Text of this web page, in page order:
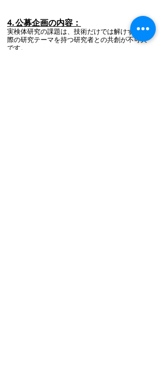
4. 公募企画の内容：
実検体研究の課題は、技術だけでは解けず、実
際の研究テーマを持つ研究者との共創が不可欠
です。